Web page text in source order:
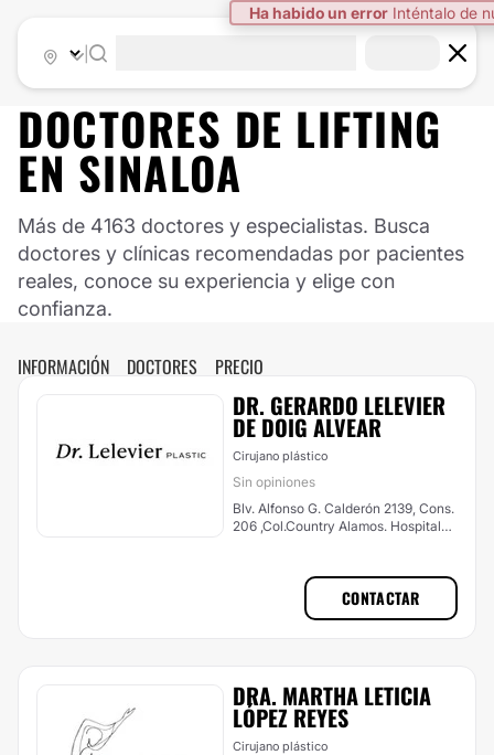
DOCTORES DE LIFTING
EN SINALOA
Más de 4163 doctores y especialistas. Busca
doctores y clínicas recomendadas por pacientes
reales, conoce su experiencia y elige con
confianza.
INFORMACIÓN DOCTORES PRECIO
DR. GERARDO LELEVIER
DE DOIG ALVEAR
Cirujano plástico
Sin opiniones
Blv. Alfonso G. Calderón 2139, Cons.
206 ,Col.Country Alamos. Hospital
CONTACTAR
DRA. MARTHA LETICIA
LÓPEZ REYES
Cirujano plástico